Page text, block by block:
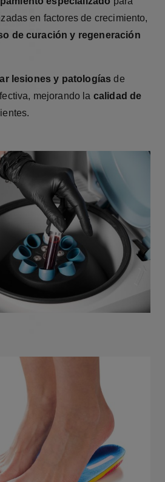
en factores de crecimiento,
de curación y regeneración
lesiones y patologías de
mejorando la calidad de